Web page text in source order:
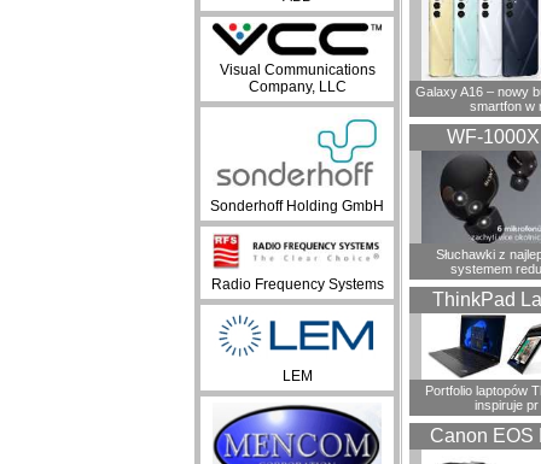
Visual Communications
Company, LLC
Sonderhoff Holding GmbH
Radio Frequency Systems
LEM
Galaxy A16 – nowy
smartfon w
WF-
Słuchawki z
systemem
ThinkPad
Portfolio laptopów
inspiruje pr
Canon EOS